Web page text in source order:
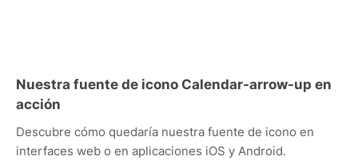
Nuestra fuente de icono Calendar-arrow-up en
acción
Descubre cómo quedaría nuestra fuente de icono en
interfaces web o en aplicaciones iOS y Android.